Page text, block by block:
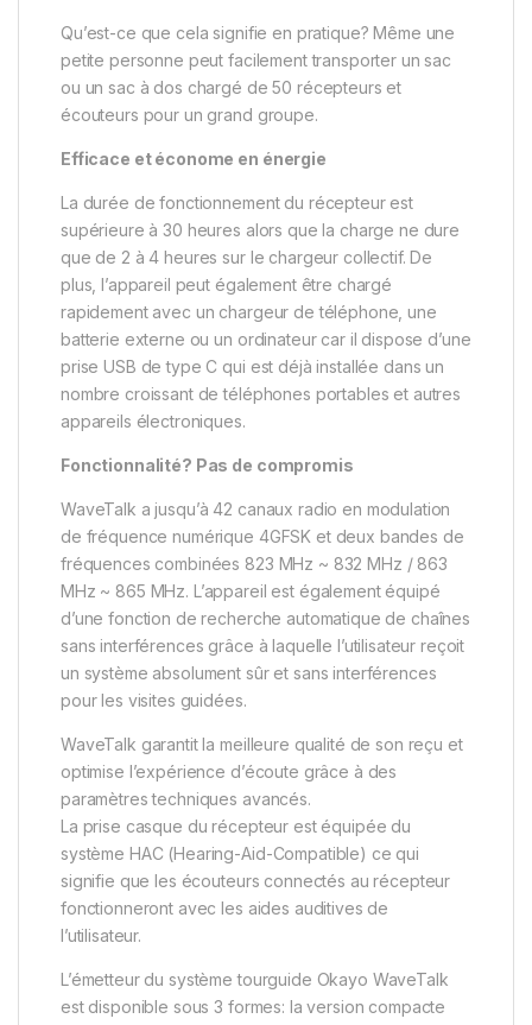
Qu’est-ce que cela signifie en pratique? Même une
petite personne peut facilement transporter un sac
ou un sac à dos chargé de 50 récepteurs et
écouteurs pour un grand groupe.
Efficace et économe en énergie
La durée de fonctionnement du récepteur est
supérieure à 30 heures alors que la charge ne dure
que de 2 à 4 heures sur le chargeur collectif. De
plus, l’appareil peut également être chargé
rapidement avec un chargeur de téléphone, une
batterie externe ou un ordinateur car il dispose d’une
prise USB de type C qui est déjà installée dans un
nombre croissant de téléphones portables et autres
appareils électroniques.
Fonctionnalité? Pas de compromis
WaveTalk a jusqu’à 42 canaux radio en modulation
de fréquence numérique 4GFSK et deux bandes de
fréquences combinées 823 MHz ~ 832 MHz / 863
MHz ~ 865 MHz. L’appareil est également équipé
d’une fonction de recherche automatique de chaînes
sans interférences grâce à laquelle l’utilisateur reçoit
un système absolument sûr et sans interférences
pour les visites guidées.
WaveTalk garantit la meilleure qualité de son reçu et
optimise l’expérience d’écoute grâce à des
paramètres techniques avancés.
La prise casque du récepteur est équipée du
système HAC (Hearing-Aid-Compatible) ce qui
signifie que les écouteurs connectés au récepteur
fonctionneront avec les aides auditives de
l’utilisateur.
L’émetteur du système tourguide Okayo WaveTalk
est disponible sous 3 formes: la version compacte